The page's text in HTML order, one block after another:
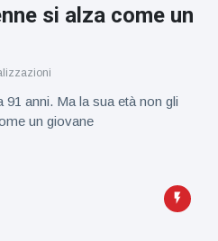
si alza come un
anni. Ma la sua età non gli
un giovane